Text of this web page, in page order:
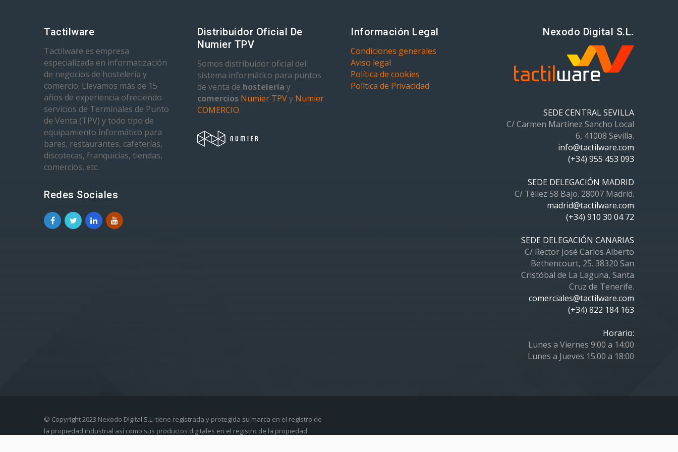
Tactilware
Tactilware es empresa
especializada en informatización
de negocios de hostelería y
comercio. Llevamos más de 15
años de experiencia ofreciendo
servicios de Terminales de Punto
de Venta (TPV) y todo tipo de
equipamiento informático para
bares, restaurantes, cafeterías,
discotecas, franquicias, tiendas,
comercios, etc.
Redes Sociales
Distribuidor Oficial De
Numier TPV
Somos distribuidor oficial del
sistema informático para puntos
de venta de hostelería y
comercios Numier TPVy Numier
COMERCIO.
Información Legal
Condiciones generales
Aviso legal
Política de cookies
Política de Privacidad
Nexodo Digital S.L.
SEDE CENTRAL SEVILLA
C/ Carmen Martínez Sancho Local
6, 41008 Sevilla.
info@tactilware.com
(+34) 955 453 093
SEDE DELEGACIÓN MADRID
C/ Téllez 58 Bajo. 28007 Madrid.
madrid@tactilware.com
(+34) 910 30 04 72
SEDE DELEGACIÓN CANARIAS
C/ Rector José Carlos Alberto
Bethencourt, 25. 38320 San
Cristóbal de La Laguna, Santa
Cruz de Tenerife.
comerciales@tactilware.com
(+34) 822 184 163
Horario:
Lunes a Viernes 9:00 a 14:00
Lunes a Jueves 15:00 a 18:00
© Copyright 2023 Nexodo Digital S.L. tiene registrada y protegida su marca en el registro de
la propiedad industrial así como sus productos digitales en el registro de la propiedad